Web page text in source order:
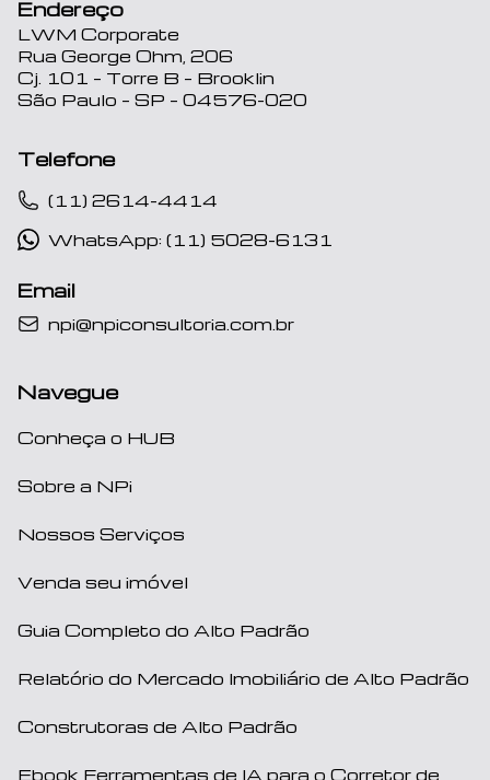
Endereço
LWM Corporate
Rua George Ohm, 206
Cj. 101 – Torre B – Brooklin
São Paulo – SP – 04576-020
Telefone
(11) 2614-4414
WhatsApp: (11) 5028-6131
Email
npi@npiconsultoria.com.br
Navegue
Conheça o HUB
Sobre a NPi
Nossos Serviços
Venda seu imóvel
Guia Completo do Alto Padrão
Relatório do Mercado Imobiliário de Alto Padrão
Construtoras de Alto Padrão
Ebook Ferramentas de IA para o Corretor de